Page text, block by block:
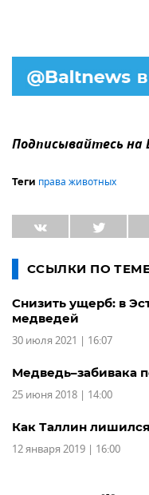
Подписывайтесь на
Теги права животных
ССЫЛКИ ПО
Снизить ущерб: в
медведей
30 июля 2021 | 16:07
Медведь–забивака
25 июня 2018 | 14:00
Как Таллин
12 января 2019 | 16:00